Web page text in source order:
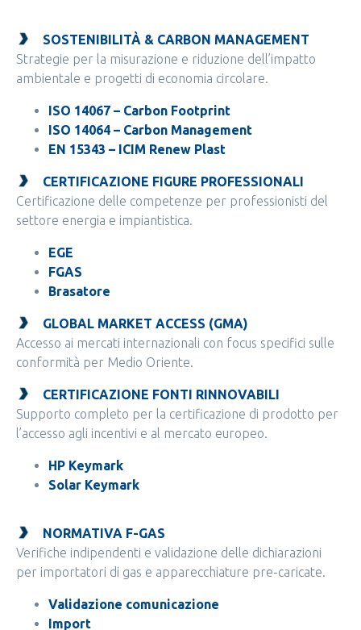
SOSTENIBILITÀ & CARBON MANAGEMENT
Strategie per la misurazione e riduzione dell’impatto
ambientale e progetti di economia circolare.
ISO 14067 – Carbon Footprint
ISO 14064 – Carbon Management
EN 15343 – ICIM Renew Plast
CERTIFICAZIONE FIGURE PROFESSIONALI
Certificazione delle competenze per professionisti del
settore energia e impiantistica.
EGE
FGAS
Brasatore
GLOBAL MARKET ACCESS (GMA)
Accesso ai mercati internazionali con focus specifici sulle
conformità per Medio Oriente.
CERTIFICAZIONE FONTI RINNOVABILI
Supporto completo per la certificazione di prodotto per
l’accesso agli incentivi e al mercato europeo.
HP Keymark
Solar Keymark
NORMATIVA F-GAS
Verifiche indipendenti e validazione delle dichiarazioni
per importatori di gas e apparecchiature pre-caricate.
Validazione comunicazione
Import